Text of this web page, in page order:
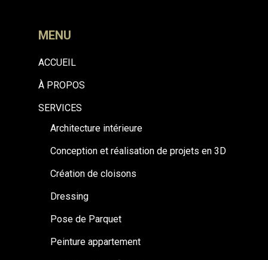
MENU
ACCUEIL
À PROPOS
SERVICES
Architecture intérieure
Conception et réalisation de projets en 3D
Création de cloisons
Dressing
Pose de Parquet
Peinture appartement